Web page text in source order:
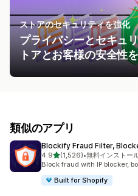
ストアのセキュリティを強化
プライバシーとセキュ
トアとお客様の安全性
類似のアプリ
Blockify Fraud Filter,
4.95つ星中
(1,526)
合計レビュー数：1526件
•無料インストー
Block fraud with IP blocker,
Built for Shopify